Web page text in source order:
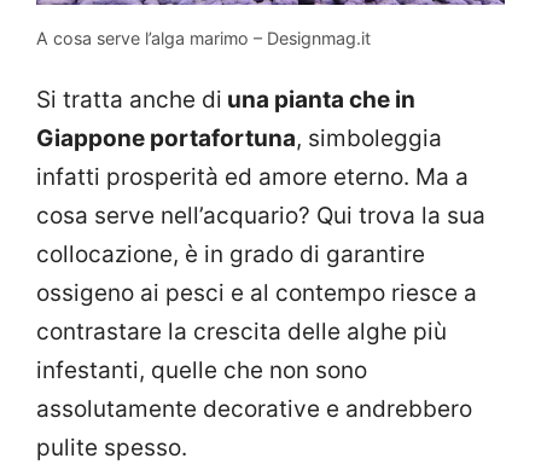
A cosa serve l’alga marimo – Designmag.it
Si tratta anche di una pianta che in
Giappone portafortuna, simboleggia
infatti prosperità ed amore eterno. Ma a
cosa serve nell’acquario? Qui trova la sua
collocazione, è in grado di garantire
ossigeno ai pesci e al contempo riesce a
contrastare la crescita delle alghe più
infestanti, quelle che non sono
assolutamente decorative e andrebbero
pulite spesso.